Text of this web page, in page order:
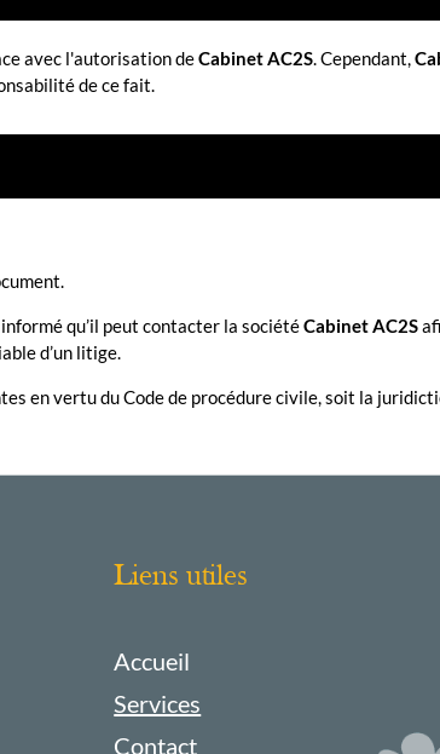
avec l'autorisation deCabinet AC2S. Cependant,
de ce fait.
qu’il peut contacter la sociétéCabinet AC2S
d’un litige.
en vertu du Code de procédure civile, soit la
Liens utiles
Accueil
Services
Contact